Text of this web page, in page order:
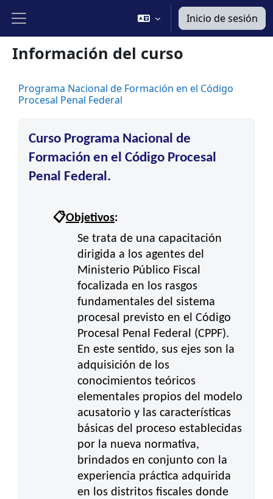
Panel lateral
Inicio de sesión
Información del curso
Programa Nacional de Formación en el Código
Procesal Penal Federal
Curso Programa Nacional de
Formación en el Código Procesal
Penal Federal.
📋Objetivos:
Se trata de una capacitación
dirigida a los agentes del
Ministerio Público Fiscal
focalizada en los rasgos
fundamentales del sistema
procesal previsto en el Código
Procesal Penal Federal (CPPF).
En este sentido, sus ejes son la
adquisición de los
conocimientos teóricos
elementales propios del modelo
acusatorio y las características
básicas del proceso establecidas
por la nueva normativa,
brindados en conjunto con la
experiencia práctica adquirida
en los distritos fiscales donde